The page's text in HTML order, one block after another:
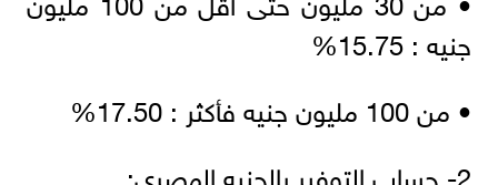
جنيه : 15.75%
• من 100 مليون جنيه فأكثر : 17.50%
2- حساب التوفير بالجنيه المصري: